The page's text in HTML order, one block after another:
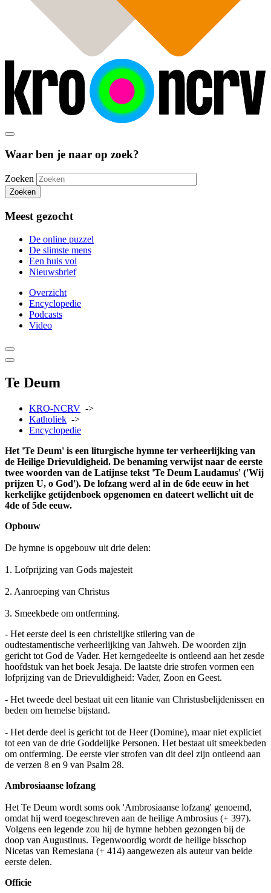
Waar ben je naar op zoek?
Zoeken
Zoeken
Meest gezocht
De online puzzel
De slimste mens
Een huis vol
Nieuwsbrief
Overzicht
Encyclopedie
Podcasts
Video
Te Deum
KRO-NCRV ->
Katholiek ->
Encyclopedie
Het 'Te Deum' is een liturgische hymne ter verheerlijking van
de Heilige Drievuldigheid. De benaming verwijst naar de eerste
twee woorden van de Latijnse tekst 'Te Deum Laudamus' ('Wij
prijzen U, o God'). De lofzang werd al in de 6de eeuw in het
kerkelijke getijdenboek opgenomen en dateert wellicht uit de
4de of 5de eeuw.
Opbouw
De hymne is opgebouw uit drie delen:
1. Lofprijzing van Gods majesteit
2. Aanroeping van Christus
3. Smeekbede om ontferming.
- Het eerste deel is een christelijke stilering van de
oudtestamentische verheerlijking van Jahweh. De woorden zijn
gericht tot God de Vader. Het kerngedeelte is ontleend aan het zesde
hoofdstuk van het boek Jesaja. De laatste drie strofen vormen een
lofprijzing van de Drievuldigheid: Vader, Zoon en Geest.
- Het tweede deel bestaat uit een litanie van Christusbelijdenissen en
beden om hemelse bijstand.
- Het derde deel is gericht tot de Heer (Domine), maar niet expliciet
tot een van de drie Goddelijke Personen. Het bestaat uit smeekbeden
om ontferming. De eerste vier strofen van dit deel zijn ontleend aan
de verzen 8 en 9 van Psalm 28.
Ambrosiaanse lofzang
Het Te Deum wordt soms ook 'Ambrosiaanse lofzang' genoemd,
omdat hij werd toegeschreven aan de heilige Ambrosius (+ 397).
Volgens een legende zou hij de hymne hebben gezongen bij de
doop van Augustinus. Tegenwoordig wordt de heilige bisschop
Nicetas van Remesiana (+ 414) aangewezen als auteur van beide
eerste delen.
Officie